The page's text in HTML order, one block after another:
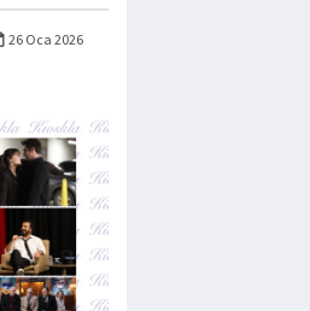
26 Oca 2026